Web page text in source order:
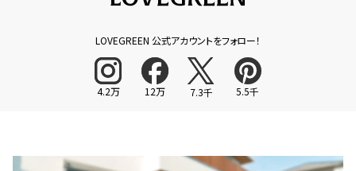
LOVEGREEN 公式アカウントをフォロー！
4.2万 12万 7.3千 5.5千